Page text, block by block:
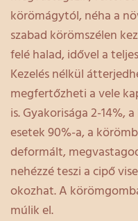
körömágytól, néha a
szabad körömszélen
felé halad, idővel a
Kezelés nélkül
megfertőzheti a vele
is. Gyakorisága 2-14%,
esetek 90%-a, a
deformált,
nehézzé teszi a cipő
okozhat. A
múlik el.